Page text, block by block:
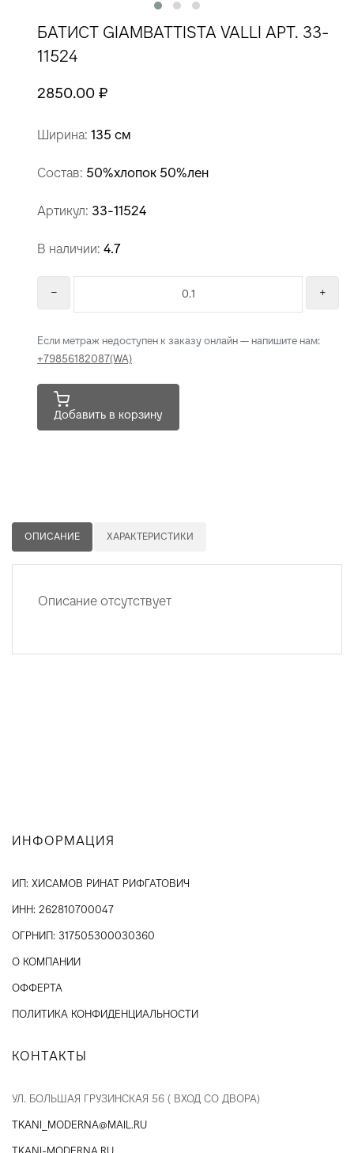
БАТИСТ GIAMBATTISTA VALLI АРТ. 33-
11524
2850.00 ₽
Ширина: 135 см
Состав: 50%хлопок 50%лен
Артикул: 33-11524
В наличии: 4.7
Если метраж недоступен к заказу онлайн — напишите нам:
+79856182087(WA)
Добавить в корзину
ОПИСАНИЕ ХАРАКТЕРИСТИКИ
Описание отсутствует
ИНФОРМАЦИЯ
ИП: ХИСАМОВ РИНАТ РИФГАТОВИЧ
ИНН: 262810700047
ОГРНИП: 317505300030360
О КОМПАНИИ
ОФФЕРТА
ПОЛИТИКА КОНФИДЕНЦИАЛЬНОСТИ
КОНТАКТЫ
УЛ. БОЛЬШАЯ ГРУЗИНСКАЯ 56 ( ВХОД СО ДВОРА)
TKANI_MODERNA@MAIL.RU